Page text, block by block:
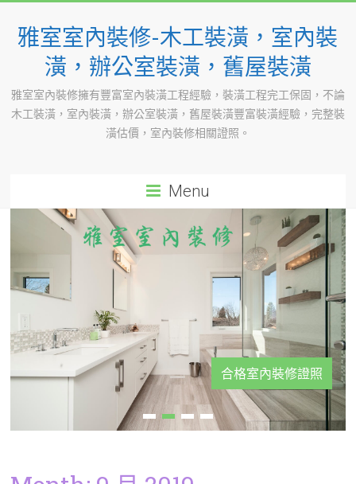
content
雅室室內裝修-木工裝潢，室內裝
潢，辦公室裝潢，舊屋裝潢
雅室室內裝修擁有豐富室內裝潢工程經驗，裝潢工程完工保固，不論
木工裝潢，室內裝潢，辦公室裝潢，舊屋裝潢豐富裝潢經驗，完整裝
潢估價，室內裝修相關證照。
Menu
合格室內裝修證照